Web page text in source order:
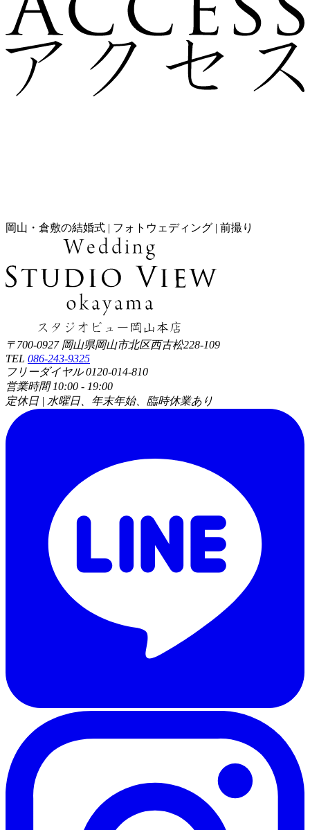
岡山・倉敷の結婚式 | フォトウェディング | 前撮り
〒700-0927 岡山県岡山市北区西古松228-109
TEL 086-243-9325
フリーダイヤル 0120-014-810
営業時間 10:00 - 19:00
定休日 | 水曜日、年末年始、臨時休業あり